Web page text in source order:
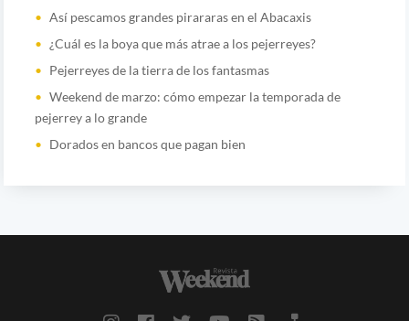
Así pescamos grandes pirararas en el Abacaxis
¿Cuál es la boya que más atrae a los pejerreyes?
Pejerreyes de la tierra de los fantasmas
Weekend de marzo: cómo empezar la temporada de
pejerrey a lo grande
Dorados en bancos que pagan bien